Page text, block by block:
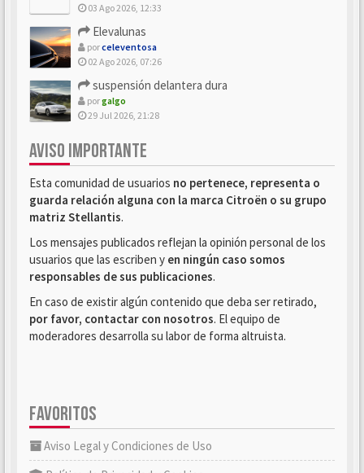
03 Ago 2026, 12:33
Elevalunas
porceleventosa
02 Ago 2026, 07:26
suspensión delantera dura
porgalgo
29 Jul 2026, 21:28
AVISO IMPORTANTE
Esta comunidad de usuarios no pertenece, representa o
guarda relación alguna con la marca Citroën o su grupo
matriz Stellantis.
Los mensajes publicados reflejan la opinión personal de los
usuarios que las escriben y en ningún caso somos
responsables de sus publicaciones.
En caso de existir algún contenido que deba ser retirado,
por favor, contactar con nosotros. El equipo de
moderadores desarrolla su labor de forma altruista.
FAVORITOS
Aviso Legal y Condiciones de Uso